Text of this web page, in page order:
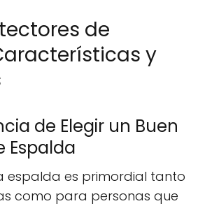
de
y
de Elegir un Buen
Espalda
espalda es primordial tanto
como para personas que